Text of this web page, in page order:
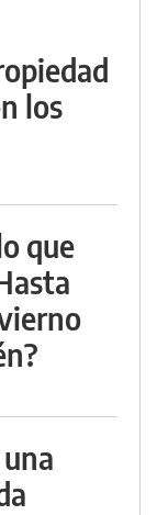
los
que